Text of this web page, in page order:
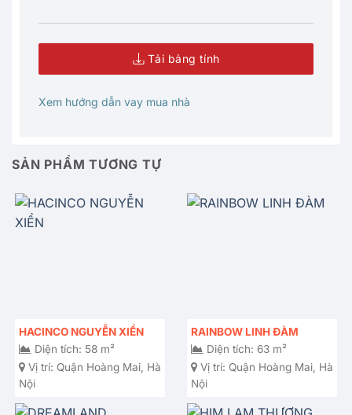
Tải bảng tính
Xem hướng dẫn vay mua nhà
SẢN PHẨM TƯƠNG TỰ
HACINCO NGUYỄN XIỂN
Diện tích: 58 m²
Vị trí: Quận Hoàng Mai, Hà
Nội
RAINBOW LINH ĐÀM
Diện tích: 63 m²
Vị trí: Quận Hoàng Mai, Hà
Nội